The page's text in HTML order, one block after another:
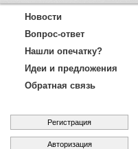
Новости
Вопрос-ответ
Нашли опечатку?
Идеи и предложения
Обратная связь
Регистрация
Авторизация